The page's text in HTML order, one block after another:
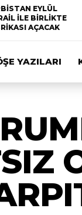
EYLÜL
İLE BİRLİKTE
AÇACAK
YAZILARI